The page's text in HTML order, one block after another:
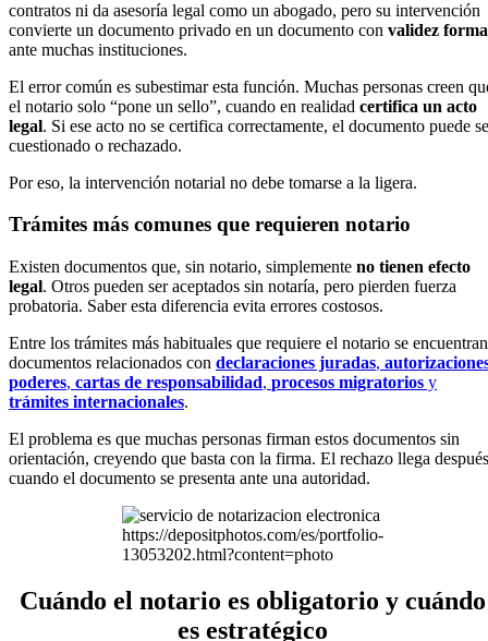
contratos ni da asesoría legal como un abogado, pero su intervención
convierte un documento privado en un documento con validez
ante muchas instituciones.
El error común es subestimar esta función. Muchas personas creen
el notario solo “pone un sello”, cuando en realidad certifica un acto
legal. Si ese acto no se certifica correctamente, el documento puede
cuestionado o rechazado.
Por eso, la intervención notarial no debe tomarse a la ligera.
Trámites más comunes que requieren notario
Existen documentos que, sin notario, simplemente no tienen efecto
legal. Otros pueden ser aceptados sin notaría, pero pierden fuerza
probatoria. Saber esta diferencia evita errores costosos.
Entre los trámites más habituales que requiere el notario se encuentran
documentos relacionados con declaraciones juradas,
poderes, cartas de responsabilidad, procesos migratorios y
trámites internacionales.
El problema es que muchas personas firman estos documentos sin
orientación, creyendo que basta con la firma. El rechazo llega
cuando el documento se presenta ante una autoridad.
https://depositphotos.com/es/portfolio-
13053202.html?content=photo
Cuándo el notario es obligatorio y cuándo
es estratégico